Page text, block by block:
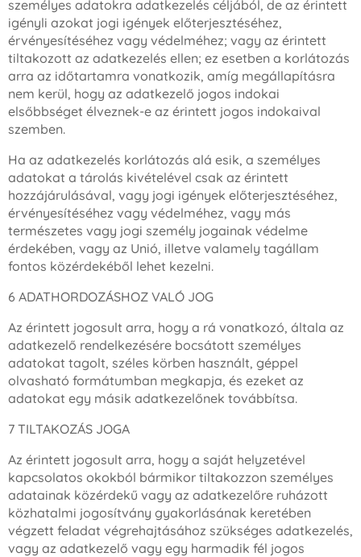
személyes adatokra adatkezelés céljából, de az érintett
igényli azokat jogi igények előterjesztéséhez,
érvényesítéséhez vagy védelméhez; vagy az érintett
tiltakozott az adatkezelés ellen; ez esetben a korlátozás
arra az időtartamra vonatkozik, amíg megállapításra
nem kerül, hogy az adatkezelő jogos indokai
elsőbbséget élveznek-e az érintett jogos indokaival
szemben.
Ha az adatkezelés korlátozás alá esik, a személyes
adatokat a tárolás kivételével csak az érintett
hozzájárulásával, vagy jogi igények előterjesztéséhez,
érvényesítéséhez vagy védelméhez, vagy más
természetes vagy jogi személy jogainak védelme
érdekében, vagy az Unió, illetve valamely tagállam
fontos közérdekéből lehet kezelni.
6 ADATHORDOZÁSHOZ VALÓ JOG
Az érintett jogosult arra, hogy a rá vonatkozó, általa az
adatkezelő rendelkezésére bocsátott személyes
adatokat tagolt, széles körben használt, géppel
olvasható formátumban megkapja, és ezeket az
adatokat egy másik adatkezelőnek továbbítsa.
7 TILTAKOZÁS JOGA
Az érintett jogosult arra, hogy a saját helyzetével
kapcsolatos okokból bármikor tiltakozzon személyes
adatainak közérdekű vagy az adatkezelőre ruházott
közhatalmi jogosítvány gyakorlásának keretében
végzett feladat végrehajtásához szükséges adatkezelés,
vagy az adatkezelő vagy egy harmadik fél jogos